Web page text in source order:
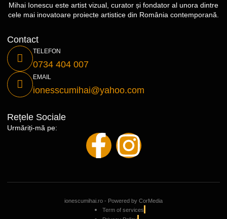
Contact
TELEFON
0734 404 007
EMAIL
ionesscumihai@yahoo.com
Mihai Ionescu este artist vizual, curator și fondator al unora dintre
cele mai inovatoare proiecte artistice din România contemporană.
Rețele Sociale
Urmăriți-mă pe:
ionescumihai.ro - Powered by CorMedia
Term of services